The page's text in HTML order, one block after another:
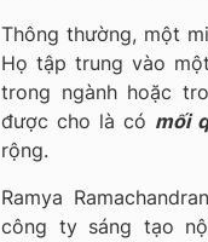
Thông thường, một
Họ tập trung vào
trong ngành hoặc
được cho là có mối
rộng.
Ramya
công ty sáng tạo